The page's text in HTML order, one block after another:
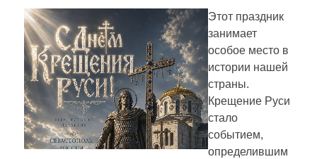
Этот праздник
занимает
особое место в
истории нашей
страны.
Крещение Руси
стало
событием,
определившим